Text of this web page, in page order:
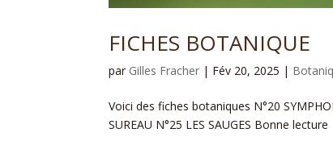
FICHES BOTANIQUE
par Gilles Fracher | Fév 20, 2025 |
Voici des fiches botaniques N°20
SUREAU N°25 LES SAUGES Bonne lecture